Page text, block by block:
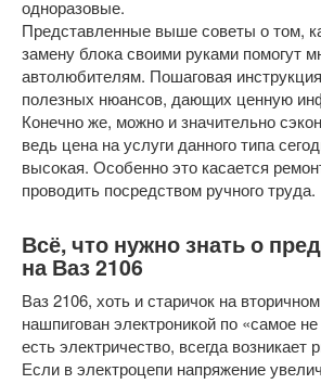
одноразовые.
Представленные выше советы о том,
замену блока своими руками помогут
автолюбителям. Пошаговая
полезных нюансов, дающих ценную
Конечно же, можно и значительно
ведь цена на услуги данного типа
высокая. Особенно это касается
проводить посредством ручного труда.
Всё, что нужно знать о
на Ваз 2106
Ваз 2106, хоть и старичок на
нашпигован электроникой по «самое
есть электричество, всегда возникает
Если в электроцепи напряжение